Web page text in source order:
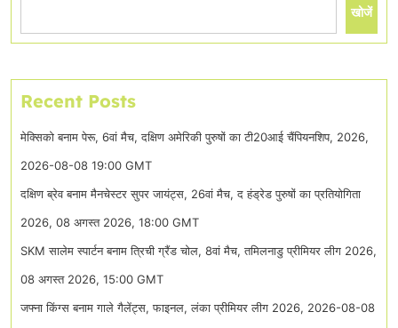
खोजें
Recent Posts
मेक्सिको बनाम पेरू, 6वां मैच, दक्षिण अमेरिकी पुरुषों का टी20आई चैंपियनशिप, 2026,
2026-08-08 19:00 GMT
दक्षिण ब्रेव बनाम मैनचेस्टर सुपर जायंट्स, 26वां मैच, द हंड्रेड पुरुषों का प्रतियोगिता
2026, 08 अगस्त 2026, 18:00 GMT
SKM सालेम स्पार्टन बनाम त्रिची ग्रैंड चोल, 8वां मैच, तमिलनाडु प्रीमियर लीग 2026,
08 अगस्त 2026, 15:00 GMT
जफ्ना किंग्स बनाम गाले गैलेंट्स, फाइनल, लंका प्रीमियर लीग 2026, 2026-08-08